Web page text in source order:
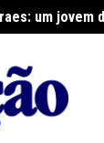
um jovem